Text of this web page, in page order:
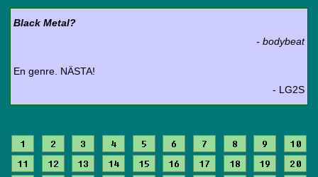
Black Metal?
- bodybeat
En genre. NÄSTA!
- LG2S
1 2 3 4 5 6 7 8 9
10
11
12 13 14 15 16 17 18 19 20